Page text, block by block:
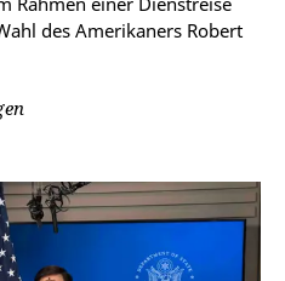
des Amerikaners Robert